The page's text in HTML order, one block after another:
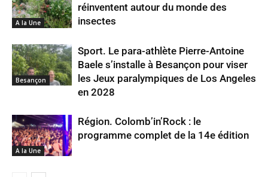
A la Une
réinventent autour du monde des
insectes
Besançon
Sport. Le para-athlète Pierre-Antoine
Baele s’installe à Besançon pour viser
les Jeux paralympiques de Los Angeles
en 2028
A la Une
Région. Colomb’in’Rock : le
programme complet de la 14e édition